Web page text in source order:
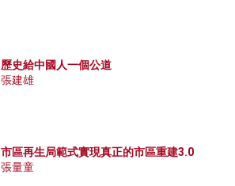
歷史給中國人一個公道
張建雄
市區再生局範式實現真正的市區重建3.0
張量童